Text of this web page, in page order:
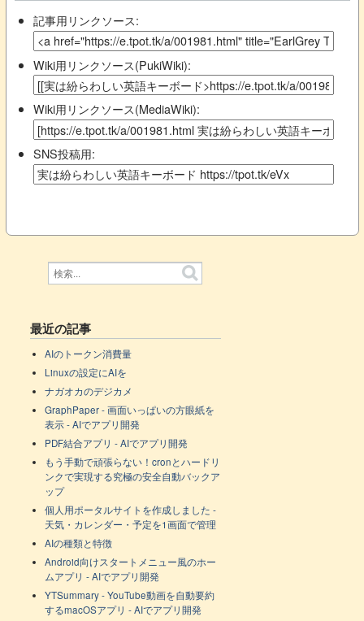
記事用リンクソース:
Wiki用リンクソース(PukiWiki):
Wiki用リンクソース(MediaWiki):
SNS投稿用:
最近の記事
AIのトークン消費量
Linuxの設定にAIを
ナガオカのデジカメ
GraphPaper - 画面いっぱいの方眼紙を
表示 - AIでアプリ開発
PDF結合アプリ - AIでアプリ開発
もう手動で頑張らない！cronとハードリ
ンクで実現する究極の安全自動バックア
ップ
個人用ポータルサイトを作成しました -
天気・カレンダー・予定を1画面で管理
AIの種類と特徴
Android向けスタートメニュー風のホー
ムアプリ - AIでアプリ開発
YTSummary - YouTube動画を自動要約
するmacOSアプリ - AIでアプリ開発